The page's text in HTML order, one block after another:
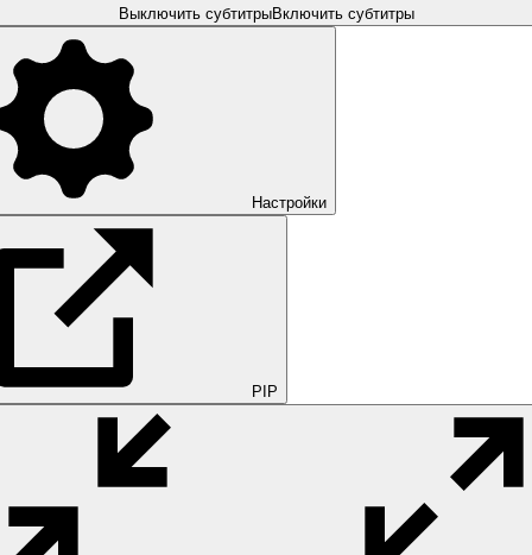
Выключить субтитрыВключить субтитры
Настройки
PIP